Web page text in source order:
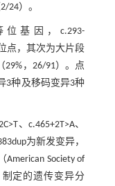
24）。
基因，c.293-
点，其次为大片段
，26/91）。点
3种及移码变异3种
、c.465+2T>A、
为新发变异，
Society of
制定的遗传变异分